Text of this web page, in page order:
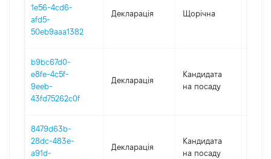
1e56-4cd6-
afd5-
50eb9aaa1382
Декларація Щорічна
b9bc67d0-
e8fe-4c5f-
9eeb-
43fd75262c0f
Декларація
Кандидата
на посаду
8479d63b-
28dc-483e-
a91d-
Декларація
Кандидата
на посаду